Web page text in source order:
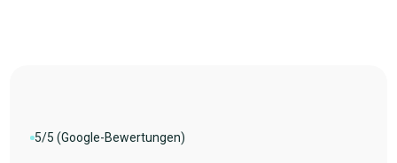
5/5 (Google-Bewertungen)